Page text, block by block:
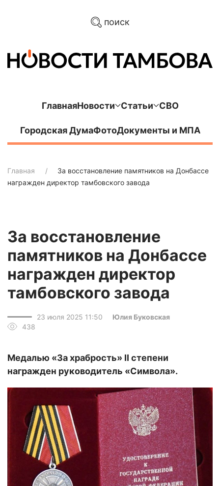
поиск
ГлавнаяНовости Статьи СВО
Городская ДумаФотоДокументы и МПА
Главная
За восстановление памятников на Донбассе
награжден директор тамбовского завода
За восстановление
памятников на Донбассе
награжден директор
тамбовского завода
23 июля 2025 11:50
Юлия Буковская
438
Медалью «За храбрость» II степени
награжден руководитель «Символа».